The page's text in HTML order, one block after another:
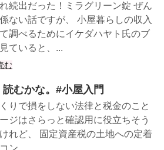
続出だった！ミラグリーン錠 ぜん
ない話ですが、 小屋暮らしの収入
調べるためにイケダハヤト氏のブ
ていると、...
む
読むかな。#小屋入門
りで損をしない法律と税金のこと
ジはさらっと確認用に役立ちそう
れど、 固定資産税の土地への定着
ン...